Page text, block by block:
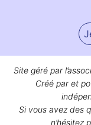
Site géré par
Créé par et
Si vous avez des
n’hésitez